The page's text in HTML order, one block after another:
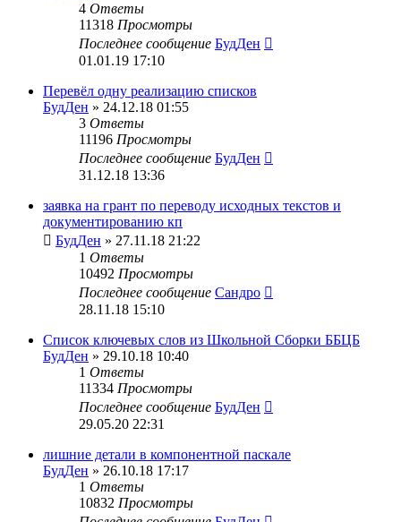
4 Ответы
11318 Просмотры
Последнее сообщение БудДен
01.01.19 17:10
Перевёл одну реализацию списков
БудДен » 24.12.18 01:55
3 Ответы
11196 Просмотры
Последнее сообщение БудДен
31.12.18 13:36
заявка на грант по переводу исходных текстов и
документированию кп
БудДен » 27.11.18 21:22
1 Ответы
10492 Просмотры
Последнее сообщение Сандро
28.11.18 15:10
Список ключевых слов из Школьной Сборки ББЦБ
БудДен » 29.10.18 10:40
1 Ответы
11334 Просмотры
Последнее сообщение БудДен
29.05.20 22:31
лишние детали в компонентной паскале
БудДен » 26.10.18 17:17
1 Ответы
10832 Просмотры